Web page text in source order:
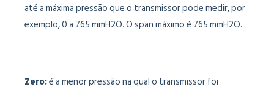
até a máxima pressão que o transmissor pode medir, por
exemplo, 0 a 765 mmH2O. O span máximo é 765 mmH2O.
Zero:é a menor pressão na qual o transmissor foi